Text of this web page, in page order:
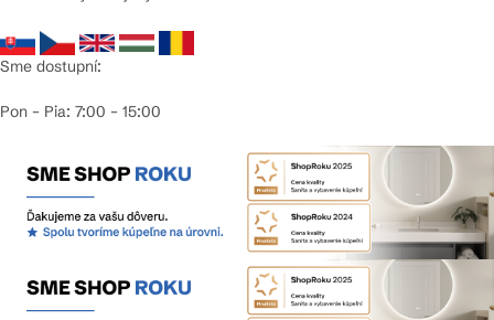
Sme dostupní:
Pon – Pia: 7:00 – 15:00